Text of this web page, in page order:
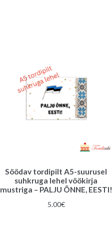
Söödav tordipilt A5-suurusel
suhkruga lehel vöökirja
mustriga – PALJU ÕNNE, EESTI!
5.00€